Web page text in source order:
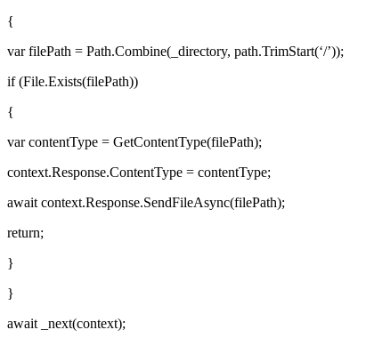
{
var filePath = Path.Combine(_directory, path.TrimStart(‘/’));
if (File.Exists(filePath))
{
var contentType = GetContentType(filePath);
context.Response.ContentType = contentType;
await context.Response.SendFileAsync(filePath);
return;
}
}
await _next(context);